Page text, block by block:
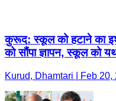
कुरूद: स्कूल को हटाने का
को सौंपा ज्ञापन, स्कूल को
Kurud, Dhamtari | Feb 20,